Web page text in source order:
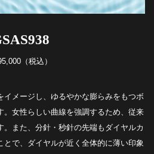
（税込）
イメージし、ゆるやかな膨らみをもつボ
。女性らしい曲線を強調するため、従来
。また、分針・秒針の先端もダイヤルカ
とで、ダイヤルが近く全体的に薄い印象